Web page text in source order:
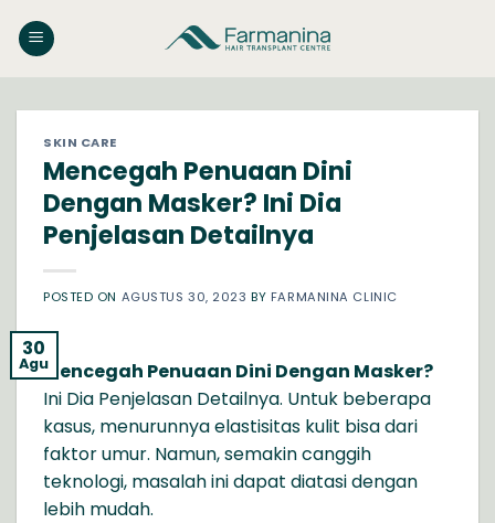
SKIN CARE
Mencegah Penuaan Dini
Dengan Masker? Ini Dia
Penjelasan Detailnya
POSTED ON AGUSTUS 30, 2023 BY FARMANINA CLINIC
30
AguMencegah Penuaan Dini Dengan Masker?
Ini Dia Penjelasan Detailnya. Untuk beberapa
kasus, menurunnya elastisitas kulit bisa dari
faktor umur. Namun, semakin canggih
teknologi, masalah ini dapat diatasi dengan
lebih mudah.